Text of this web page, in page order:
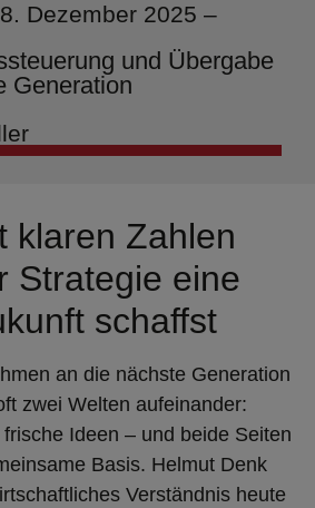
Dezember 2025 –
und Übergabe
Generation
klaren Zahlen
Strategie eine
schaffst
an die nächste Generation
zwei Welten aufeinander:
Ideen – und beide Seiten
Basis. Helmut Denk
Verständnis heute